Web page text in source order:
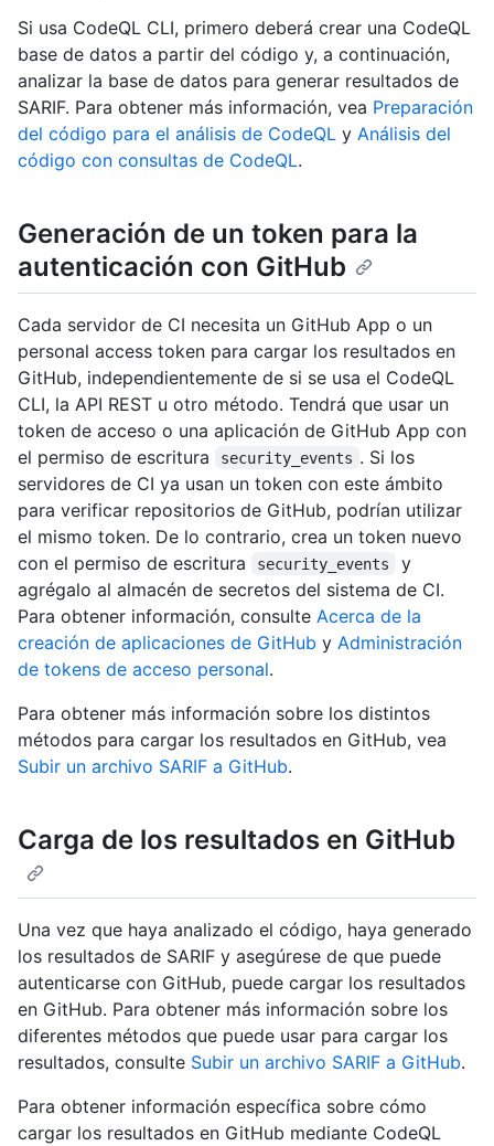
Si usa CodeQL CLI, primero deberá crear una CodeQL
base de datos a partir del código y, a continuación,
analizar la base de datos para generar resultados de
SARIF. Para obtener más información, vea Preparación
del código para el análisis de CodeQL y Análisis del
código con consultas de CodeQL.
Generación de un token para la
autenticación con GitHub
Cada servidor de CI necesita un GitHub App o un
personal access token para cargar los resultados en
GitHub, independientemente de si se usa el CodeQL
CLI, la API REST u otro método. Tendrá que usar un
token de acceso o una aplicación de GitHub App con
el permiso de escritura
security_events . Si los
servidores de CI ya usan un token con este ámbito
para verificar repositorios de GitHub, podrían utilizar
el mismo token. De lo contrario, crea un token nuevo
con el permiso de escritura
security_events
y
agrégalo al almacén de secretos del sistema de CI.
Para obtener información, consulte Acerca de la
creación de aplicaciones de GitHub y Administración
de tokens de acceso personal.
Para obtener más información sobre los distintos
métodos para cargar los resultados en GitHub, vea
Subir un archivo SARIF a GitHub.
Carga de los resultados en GitHub
Una vez que haya analizado el código, haya generado
los resultados de SARIF y asegúrese de que puede
autenticarse con GitHub, puede cargar los resultados
en GitHub. Para obtener más información sobre los
diferentes métodos que puede usar para cargar los
resultados, consulte Subir un archivo SARIF a GitHub.
Para obtener información específica sobre cómo
cargar los resultados en GitHub mediante CodeQL